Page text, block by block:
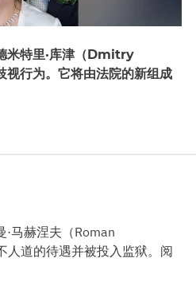
米特里·库津（Dmitry
行为。它将由法院的新组成
马赫涅夫（Roman
人道的待遇并被投入监狱。阅